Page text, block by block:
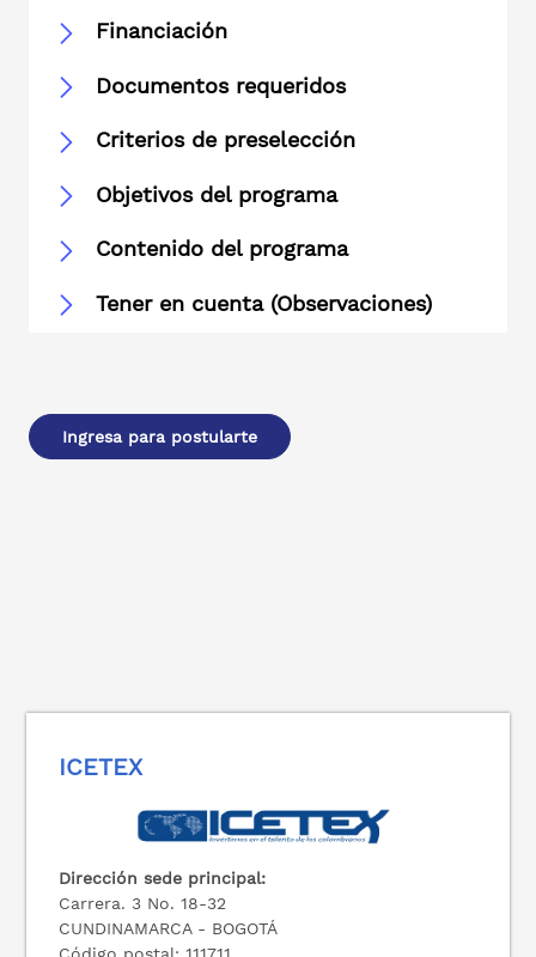
Financiación
Documentos requeridos
Criterios de preselección
Objetivos del programa
Contenido del programa
Tener en cuenta (Observaciones)
Ingresa para postularte
ICETEX
Dirección sede principal:
Carrera. 3 No. 18-32
CUNDINAMARCA - BOGOTÁ